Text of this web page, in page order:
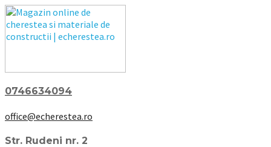
0746634094
office@echerestea.ro
Str. Rudeni nr. 2